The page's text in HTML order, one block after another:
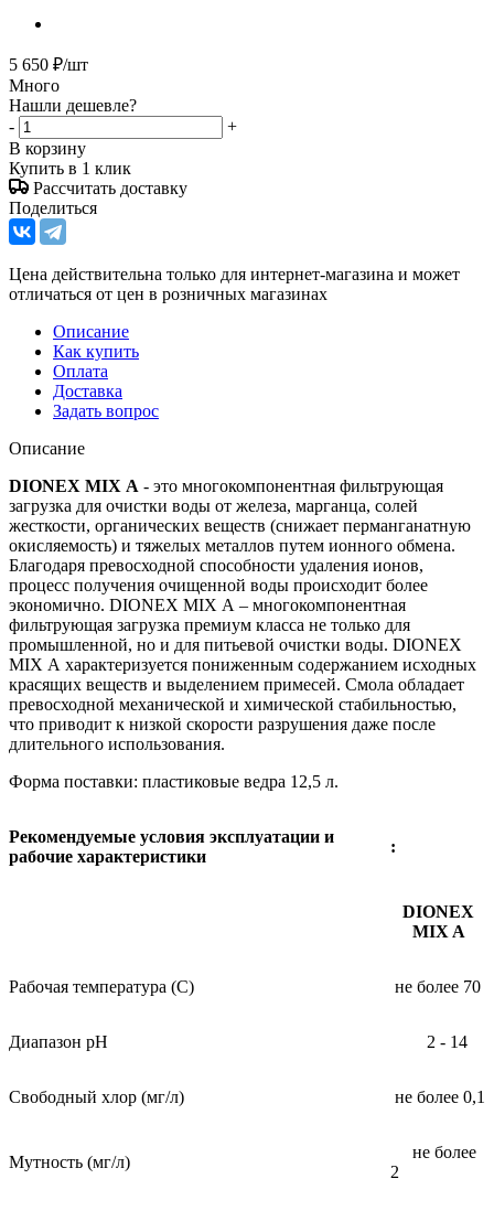
5 650 ₽/шт
Много
Нашли дешевле?
-
+
В корзину
Купить в 1 клик
Рассчитать доставку
Поделиться
Цена действительна только для интернет-магазина и может
отличаться от цен в розничных магазинах
Описание
Как купить
Оплата
Доставка
Задать вопрос
Описание
DIONEX MIX А - это многокомпонентная фильтрующая
загрузка для очистки воды от железа, марганца, солей
жесткости, органических веществ (снижает перманганатную
окисляемость) и тяжелых металлов путем ионного обмена.
Благодаря превосходной способности удаления ионов,
процесс получения очищенной воды происходит более
экономично. DIONEX MIX А – многокомпонентная
фильтрующая загрузка премиум класса не только для
промышленной, но и для питьевой очистки воды. DIONEX
MIX А характеризуется пониженным содержанием исходных
красящих веществ и выделением примесей. Смола обладает
превосходной механической и химической стабильностью,
что приводит к низкой скорости разрушения даже после
длительного использования.
Форма поставки: пластиковые ведра 12,5 л.
Рекомендуемые условия эксплуатации и
рабочие характеристики
:
DIONEX
MIX A
Рабочая температура (С) не более 70
Диапазон pH 2 - 14
Свободный хлор (мг/л) не более 0,1
Мутность (мг/л)
не более
2